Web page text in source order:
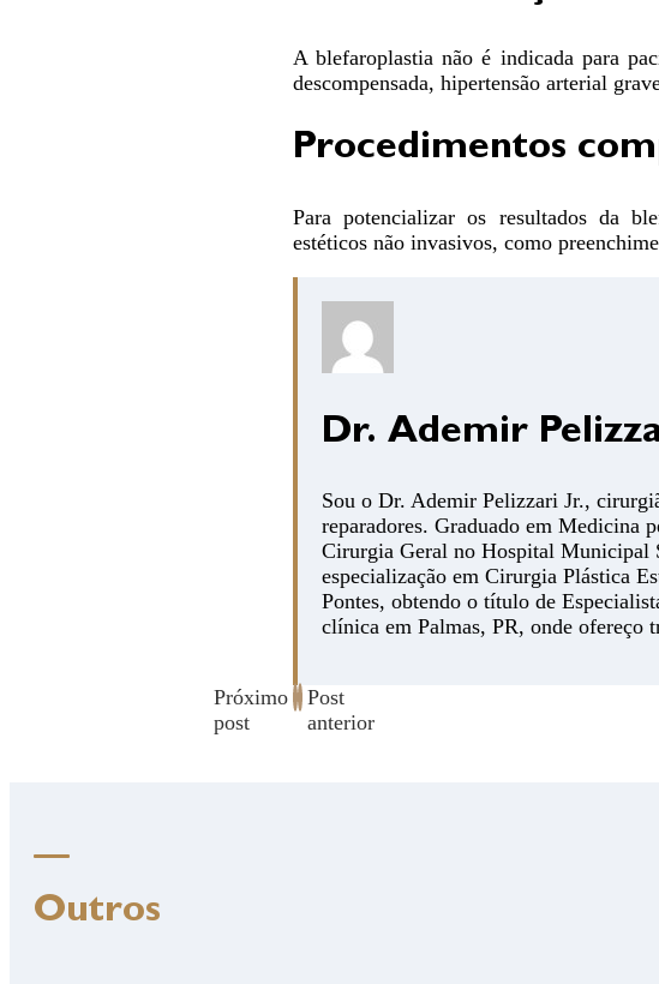
A blefaroplastia não é indicada para
descompensada, hipertensão arterial
Procedimentos
Para potencializar os resultados da
estéticos não invasivos, como
Dr. Ademir
Sou o Dr. Ademir Pelizzari Jr.,
reparadores. Graduado em Medicina
Cirurgia Geral no Hospital Municipal
especialização em Cirurgia Plástica
Pontes, obtendo o título de
clínica em Palmas, PR, onde ofereço
Post
anterior
Próximo
post
Outros